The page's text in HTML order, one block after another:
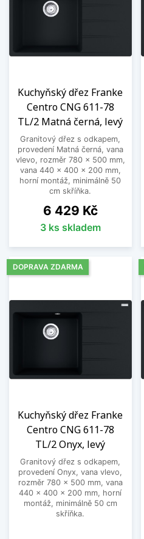
Kuchyňský dřez Franke
Centro CNG 611-78
TL/2 Matná černá, levý
Granitový dřez s odkapem,
provedení Matná černá, vana
vlevo, rozměr 780 x 500 mm,
vana 440 x 400 x 200 mm,
horní montáž, minimálně 50
cm skříňka.
Cena
6 429 Kč
3 ks skladem
Kuchyňský dřez Franke
Centro CNG 611-78
TL/2 Onyx, levý
Granitový dřez s odkapem,
provedení Onyx, vana vlevo,
rozměr 780 x 500 mm, vana
440 x 400 x 200 mm, horní
montáž, minimálně 50 cm
skříňka.
DOPRAVA ZDARMA